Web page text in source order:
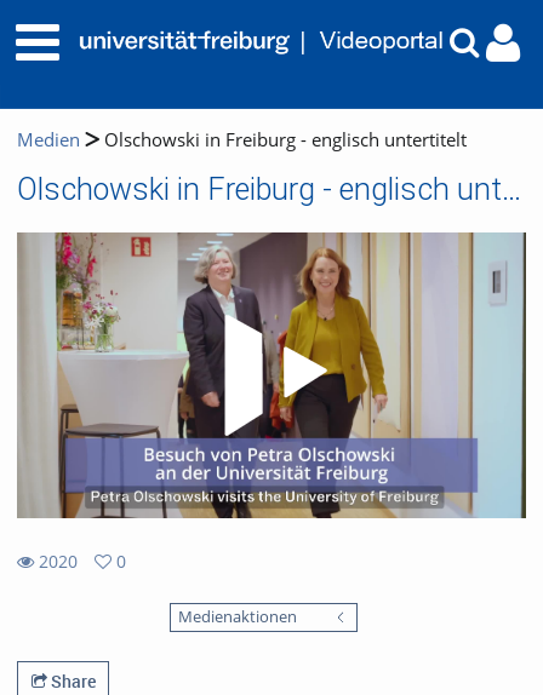
Medien Olschowski in Freiburg - englisch untertitelt
Olschowski in Freiburg - englisch untertitelt
2020
0
Medienaktionen
Share